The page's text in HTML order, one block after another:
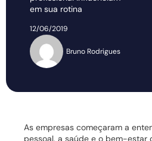
em sua rotina
12/06/2019
Bruno Rodrigues
As empresas começaram a
pessoal, a saúde e o bem-estar